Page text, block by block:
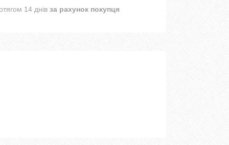
14 днів за рахунок покупця